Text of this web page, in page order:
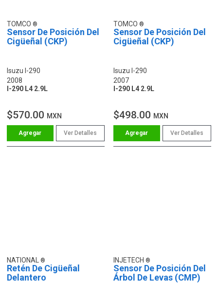
TOMCO
Sensor De Posición Del
Cigüeñal (CKP)
Isuzu I-290
2008
I-290 L4 2.9L
$570.00 MXN
Ver Detalles
TOMCO
Sensor De Posición Del
Cigüeñal (CKP)
Isuzu I-290
2007
I-290 L4 2.9L
$498.00 MXN
Ver Detalles
NATIONAL
Retén De Cigüeñal
Delantero
INJETECH
Sensor De Posición Del
Árbol De Levas (CMP)